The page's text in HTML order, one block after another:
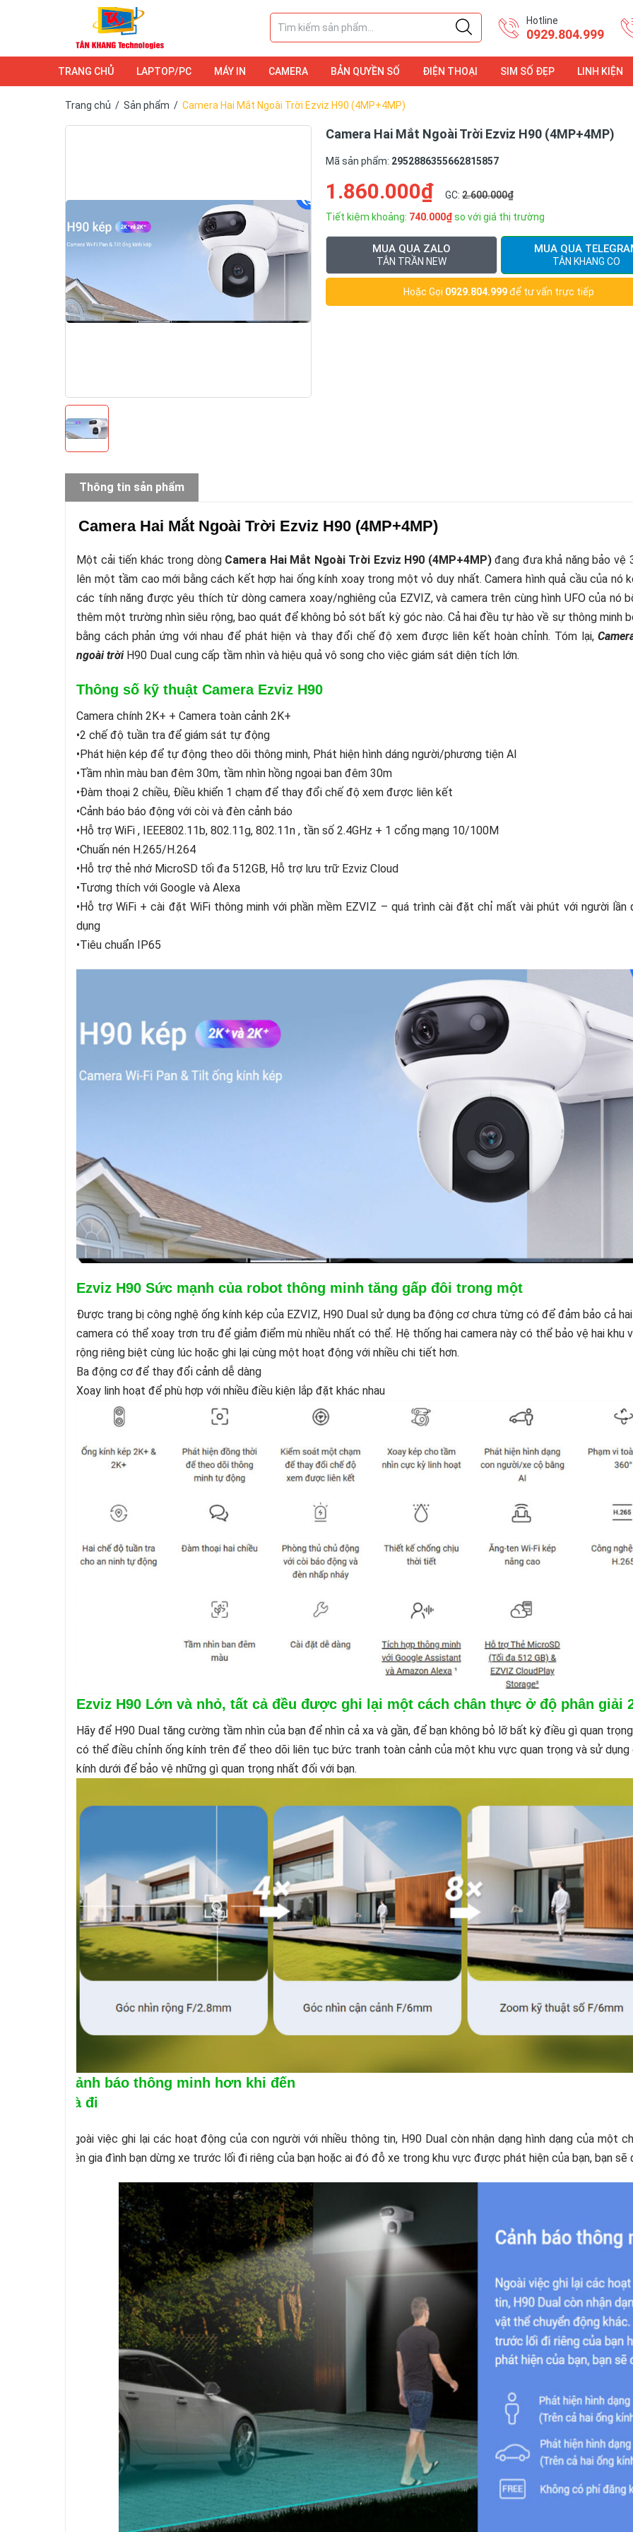
Hotline
0929.804.999
TRANG CHỦ LAPTOP/PC
LAPTOP/PC
MÁY IN CAMERA
CAMERA
BẢN QUYỀN SỐ ĐIỆN THOẠI SIM SỐ ĐẸP LINH KIỆN
DỊCH VỤ
Trang chủ / Sản phẩm / Camera Hai Mắt Ngoài Trời Ezviz H90 (4MP+4MP)
Camera Hai Mắt Ngoài Trời Ezviz H90 (4MP+4MP)
Mã sản phẩm: 2952886355662815857
1.860.000₫ GC:2.600.000₫
Tiết kiệm khoảng: 740.000₫so với giá thị trường
MUA QUA ZALO
TÂN TRẦN NEW
MUA QUA
TÂN KHANG CO
Hoặc Gọi 0929.804.999để tư vấn trực tiếp
Thông tin sản phẩm
Camera Hai Mắt Ngoài Trời Ezviz H90 (4MP+4MP)
Một cải tiến khác trong dòng Camera Hai Mắt Ngoài Trời Ezviz H90 (4MP+4MP)đang đưa khả năng bảo vệ
lên một tầm cao mới bằng cách kết hợp hai ống kính xoay trong một vỏ duy nhất. Camera hình quả cầu của nó
các tính năng được yêu thích từ dòng camera xoay/nghiêng của EZVIZ, và camera trên cùng hình UFO của nó
thêm một trường nhìn siêu rộng, bao quát để không bỏ sót bất kỳ góc nào. Cả hai đều tự hào về sự thông minh
bằng cách phản ứng với nhau để phát hiện và thay đổi chế độ xem được liên kết hoàn chỉnh. Tóm lại,
ngoài trờiH90 Dual cung cấp tầm nhìn và hiệu quả vô song cho việc giám sát diện tích lớn.
Thông số kỹ thuật Camera Ezviz H90
Camera chính 2K+ + Camera toàn cảnh 2K+
•2 chế độ tuần tra để giám sát tự động
•Phát hiện kép để tự động theo dõi thông minh, Phát hiện hình dáng người/phương tiện AI
•Tầm nhìn màu ban đêm 30m, tầm nhìn hồng ngoại ban đêm 30m
•Đàm thoại 2 chiều, Điều khiển 1 chạm để thay đổi chế độ xem được liên kết
•Cảnh báo báo động với còi và đèn cảnh báo
•Hỗ trợ WiFi , IEEE802.11b, 802.11g, 802.11n , tần số 2.4GHz + 1 cổng mạng 10/100M
•Chuấn nén H.265/H.264
•Hỗ trợ thẻ nhớ MicroSD tối đa 512GB, Hỗ trợ lưu trữ Ezviz Cloud
•Tương thích với Google và Alexa
•Hỗ trợ WiFi + cài đặt WiFi thông minh với phần mềm EZVIZ – quá trình cài đặt chỉ mất vài phút với người lần
dụng
•Tiêu chuẩn IP65
Ezviz H90 Sức mạnh của robot thông minh tăng gấp đôi trong một
Được trang bị công nghệ ống kính kép của EZVIZ, H90 Dual sử dụng ba động cơ chưa từng có để đảm bảo cả hai
camera có thể xoay trơn tru để giảm điểm mù nhiều nhất có thể. Hệ thống hai camera này có thể bảo vệ hai khu
rộng riêng biệt cùng lúc hoặc ghi lại cùng một hoạt động với nhiều chi tiết hơn.
Ba động cơ để thay đổi cảnh dễ dàng
Xoay linh hoạt để phù hợp với nhiều điều kiện lắp đặt khác nhau
Ezviz H90 Lớn và nhỏ, tất cả đều được ghi lại một cách chân thực ở độ phân giải
Hãy để H90 Dual tăng cường tầm nhìn của bạn để nhìn cả xa và gần, để bạn không bỏ lỡ bất kỳ điều gì quan
có thể điều chỉnh ống kính trên để theo dõi liên tục bức tranh toàn cảnh của một khu vực quan trọng và sử dụng
kính dưới để bảo vệ những gì quan trọng nhất đối với bạn.
Cảnh báo thông minh hơn khi đến
và đi
Ngoài việc ghi lại các hoạt động của con người với nhiều thông tin, H90 Dual còn nhận dạng hình dạng của
viên gia đình bạn dừng xe trước lối đi riêng của bạn hoặc ai đó đỗ xe trong khu vực được phát hiện của bạn, bạn